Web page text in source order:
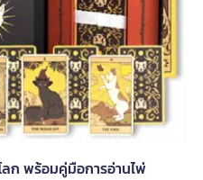
ลก พร้อมคู่มือการอ่านไพ่